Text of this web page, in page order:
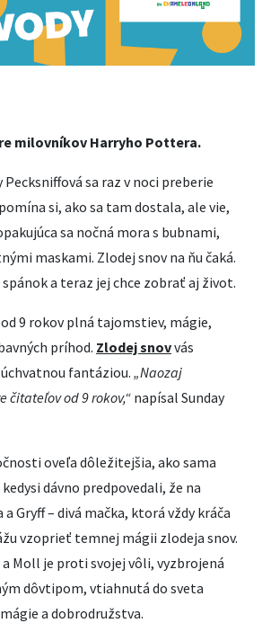
milovníkov Harryho Pottera.
sa raz v noci preberie
si, ako sa tam dostala, ale vie,
sa nočná mora s bubnami,
maskami. Zlodej snov na ňu čaká.
a teraz jej chce zobrať aj život.
9 rokov plná tajomstiev, mágie,
príhod. Zlodej snovvás
fantáziou. „Naozaj
čitateľov od 9 rokov,“ napísal Sunday
oveľa dôležitejšia, ako sama
dávno predpovedali, že na
Gryff – divá mačka, ktorá vždy kráča
vzoprieť temnej mágii zlodeja snov.
Moll je proti svojej vôli, vyzbrojená
dôvtipom, vtiahnutá do sveta
a dobrodružstva.